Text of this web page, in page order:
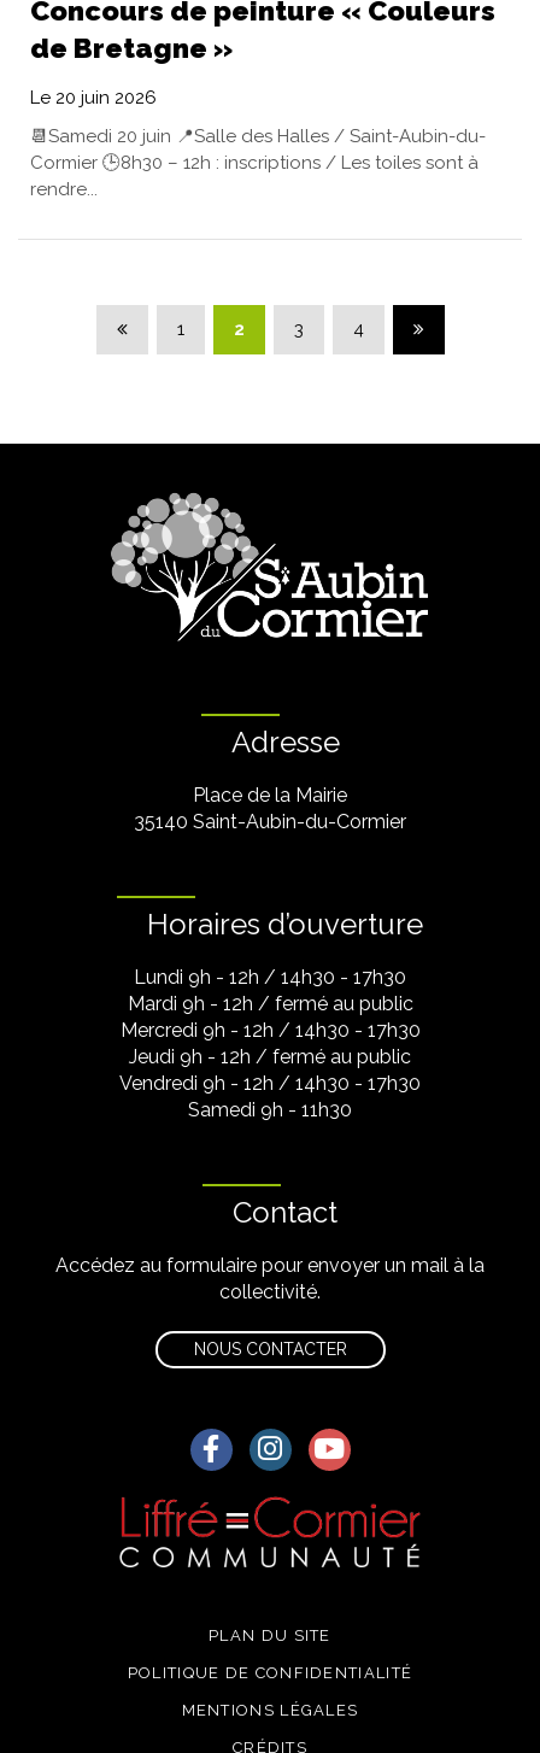
Concours de peinture « Couleurs
de Bretagne »
Le 20 juin 2026
📆Samedi 20 juin 📍Salle des Halles / Saint-Aubin-du-
Cormier 🕒8h30 – 12h : inscriptions / Les toiles sont à
rendre...
Page précédente
1 2 3 4 Page suivante
Adresse
Place de la Mairie
35140 Saint-Aubin-du-Cormier
Horaires d’ouverture
Lundi 9h - 12h / 14h30 - 17h30
Mardi 9h - 12h / fermé au public
Mercredi 9h - 12h / 14h30 - 17h30
Jeudi 9h - 12h / fermé au public
Vendredi 9h - 12h / 14h30 - 17h30
Samedi 9h - 11h30
Contact
Accédez au formulaire pour envoyer un mail à la
collectivité.
NOUS CONTACTER
Lien vers le compte Facebook
Lien vers le compte
Lien vers la chaîne
PLAN DU SITE
POLITIQUE DE CONFIDENTIALITÉ
MENTIONS LÉGALES
CRÉDITS